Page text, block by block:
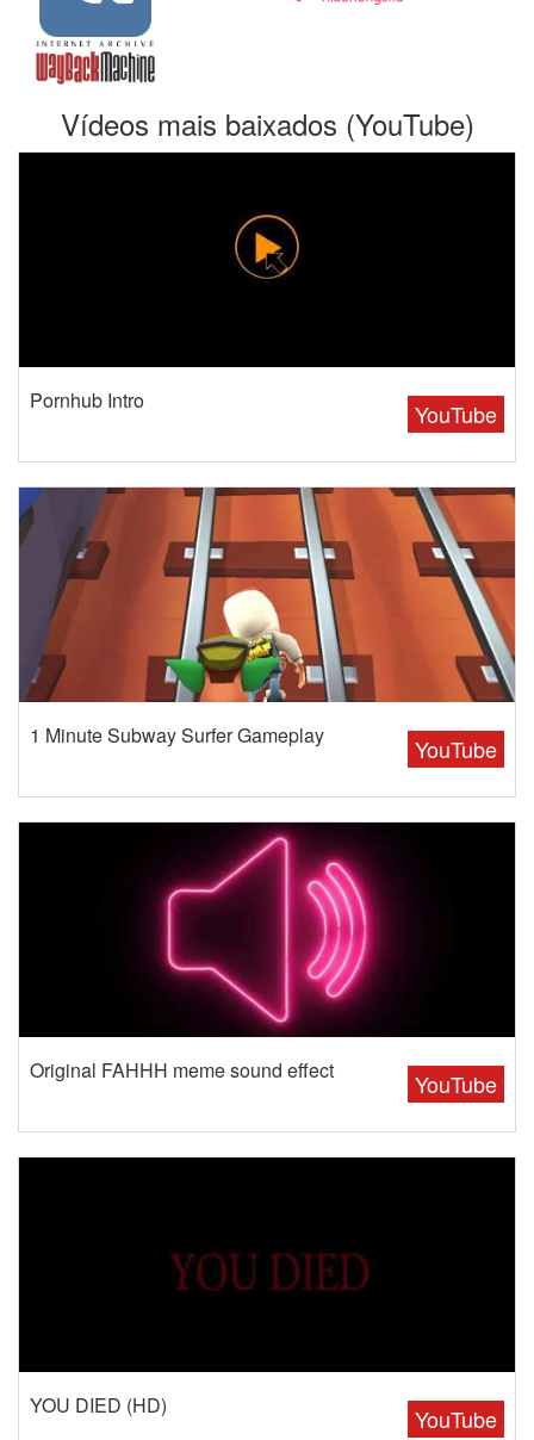
Vídeos mais baixados (YouTube)
YouTube
Pornhub Intro
YouTube
1 Minute Subway Surfer Gameplay
YouTube
Original FAHHH meme sound effect
YouTube
YOU DIED (HD)